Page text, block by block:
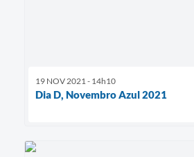
19 NOV 2021 - 14h10
Dia D, Novembro Azul 2021